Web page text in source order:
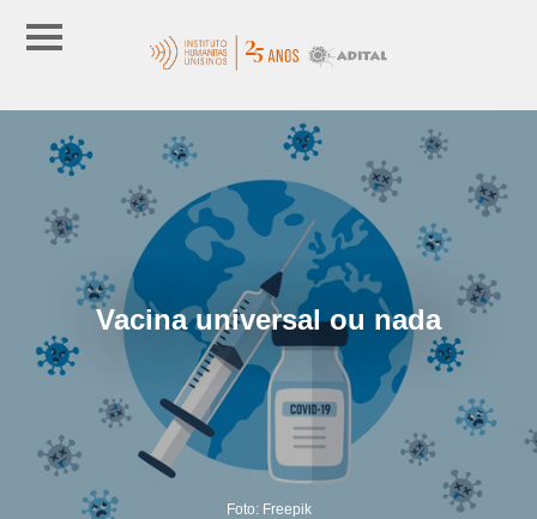
Vacina universal ou nada
Foto: Freepik